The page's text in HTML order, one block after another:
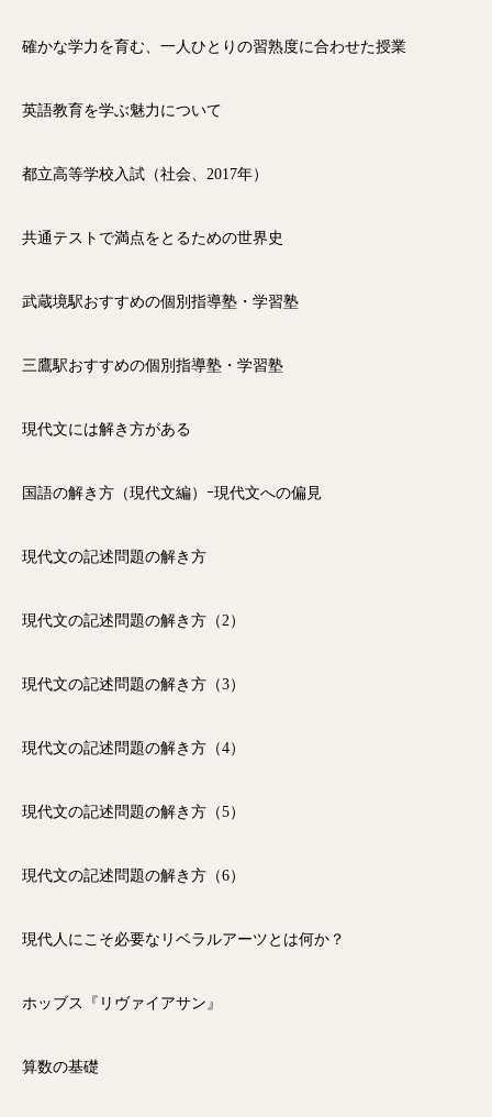
確かな学力を育む、一人ひとりの習熟度に合わせた授業
英語教育を学ぶ魅力について
都立高等学校入試（社会、2017年）
共通テストで満点をとるための世界史
武蔵境駅おすすめの個別指導塾・学習塾
三鷹駅おすすめの個別指導塾・学習塾
現代文には解き方がある
国語の解き方（現代文編）ｰ現代文への偏見
現代文の記述問題の解き方
現代文の記述問題の解き方（2）
現代文の記述問題の解き方（3）
現代文の記述問題の解き方（4）
現代文の記述問題の解き方（5）
現代文の記述問題の解き方（6）
現代人にこそ必要なリベラルアーツとは何か？
ホッブス『リヴァイアサン』
算数の基礎